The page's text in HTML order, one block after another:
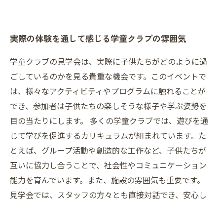
実際の体験を通して感じる学童クラブの雰囲気
学童クラブの見学会は、実際に子供たちがどのように過
ごしているのかを見る貴重な機会です。このイベントで
は、様々なアクティビティやプログラムに触れることが
でき、参加者は子供たちの楽しそうな様子や学ぶ姿勢を
目の当たりにします。 多くの学童クラブでは、遊びを通
じて学びを促進するカリキュラムが組まれています。た
とえば、グループ活動や創造的な工作など、子供たちが
互いに協力し合うことで、社会性やコミュニケーション
能力を育んでいます。また、施設の雰囲気も重要です。
見学会では、スタッフの方々とも直接対話でき、安心し